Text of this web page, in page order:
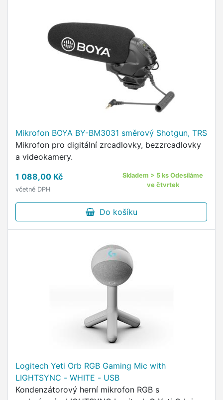
Mikrofon BOYA BY-BM3031 směrový Shotgun, TRS
Mikrofon pro digitální zrcadlovky, bezzrcadlovky
a videokamery.
1 088,00 Kč
včetně DPH
Skladem > 5 ks Odesíláme
ve čtvrtek
Do košíku
Logitech Yeti Orb RGB Gaming Mic with
LIGHTSYNC - WHITE - USB
Kondenzátorový herní mikrofon RGB s